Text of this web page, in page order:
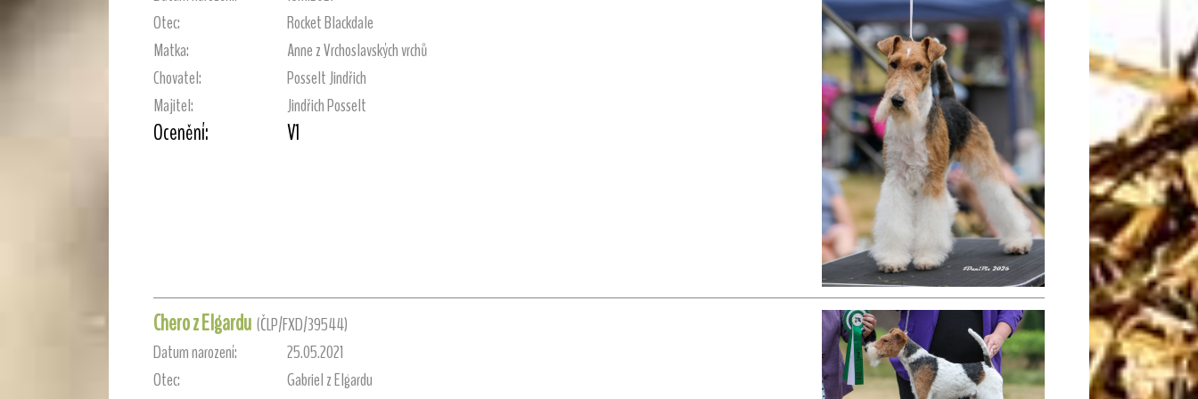
Otec:
Rocket Blackdale
Matka:
Anne z Vrchoslavských vrchů
Chovatel:
Posselt Jindřich
Majitel:
Jindřich Posselt
Ocenění: V1
Chero z Elgardu (ČLP/FXD/39544)
Datum narození:
25.05.2021
Otec:
Gabriel z Elgardu